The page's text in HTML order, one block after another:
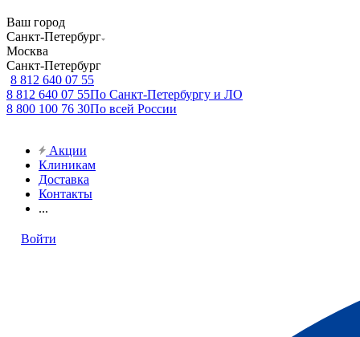
Ваш город
Санкт-Петербург
Москва
Санкт-Петербург
8 812 640 07 55
8 812 640 07 55По Санкт-Петербургу и ЛО
8 800 100 76 30По всей России
Акции
Клиникам
Доставка
Контакты
...
Войти